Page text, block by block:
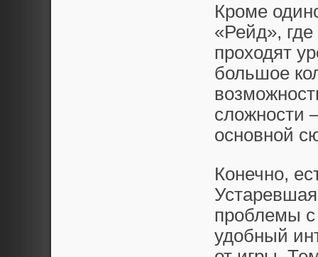
Кроме
«Рейд»,
проходят
большое
сложности
основной
Конечно,
проблемы
удобный